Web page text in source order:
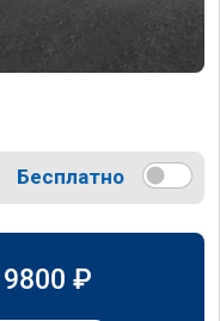
Бесплатно
9800 ₽